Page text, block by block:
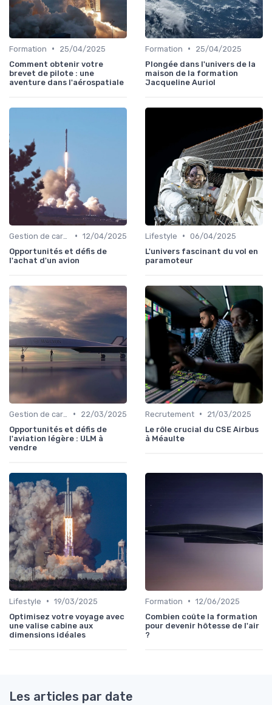
Formation •
25/04/2025
Comment obtenir votre
brevet de pilote : une
aventure dans l'aérospatiale
Formation •
25/04/2025
Plongée dans l'univers de la
maison de la formation
Jacqueline Auriol
• 12/04/2025
Opportunités et défis de
l'achat d'un avion
Lifestyle • 06/04/2025
L'univers fascinant du vol en
paramoteur
•
22/03/2025
Opportunités et défis de
l'aviation légère : ULM à
vendre
Recrutement •
21/03/2025
Le rôle crucial du CSE Airbus
à Méaulte
Lifestyle • 19/03/2025
Optimisez votre voyage avec
une valise cabine aux
dimensions idéales
Formation • 12/06/2025
Combien coûte la formation
pour devenir hôtesse de l'air
?
Les articles par date